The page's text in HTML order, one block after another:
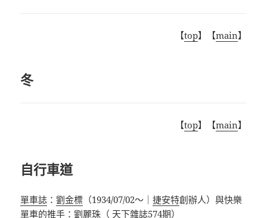
【top】【main】
冬
【top】【main】
自行車道
單車誌 ：劉金標 （1934/07/02～｜捷安特創辦人）與快樂
單車的推手：劉麗珠 （ 天下雜誌574期）